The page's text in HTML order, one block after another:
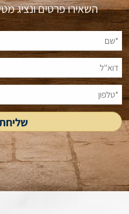
השאירו פרטים ונציג